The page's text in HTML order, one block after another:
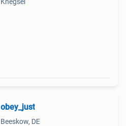
obey_just
Beeskow, DE